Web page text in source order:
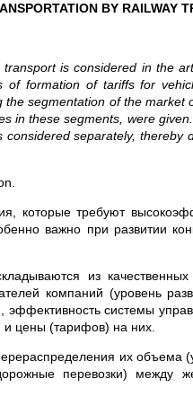
BY RAILWAY
transport isconsidered in the
formation of tariffs for
segmentation of the market
in these segments, were
separately, thereby
которые требуют
важно при развитии
из качественных
компаний (уровень
эффективность системы
и цены (тарифов) на них.
их объема
перевозки) между